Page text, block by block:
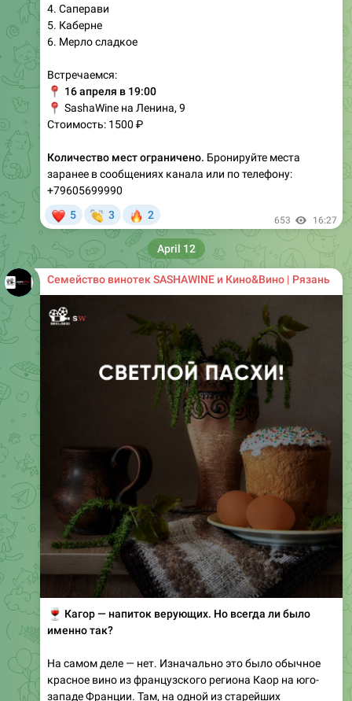
4. Саперави
5. Каберне
6. Мерло сладкое
Встречаемся:
16 апреля в 19:00
SashaWine на Ленина, 9
Стоимость: 1500 ₽
Количество мест ограничено. Бронируйте места
заранее в сообщениях канала или по телефону:
+79605699990
5 3
🔥
2 653 16:27
Семейство винотек SASHAWINE и Кино&Вино | Рязань
Кагор — напиток верующих. Но всегда ли было
именно так?
На самом деле — нет. Изначально это было обычное
красное вино из французского региона Каор на юго-
западе Франции. Там, на одной из старейших
April 12